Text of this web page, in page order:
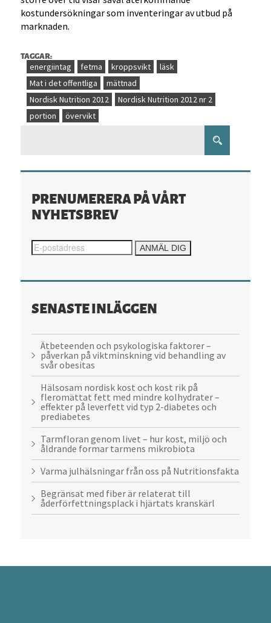
kostundersökningar som inventeringar av utbud på
marknaden.
TAGGAR:
energiintag fetma kroppsvikt
läsk
Mat i det offentliga
mättnad
Nordisk Nutrition 2012
Nordisk Nutrition 2012 nr 2
portion
övervikt
PRENUMERERA PÅ VÅRT
NYHETSBREV
SENASTE INLÄGGEN
Ätbeteenden och psykologiska faktorer –
påverkan på viktminskning vid behandling av
svår obesitas
Hälsosam nordisk kost och kost rik på
fleromättat fett med mindre kolhydrater –
effekter på leverfett vid typ 2-diabetes och
prediabetes
Tarmfloran genom livet – hur kost, miljö och
åldrande formar tarmens mikrobiota
Varma julhälsningar från oss på Nutritionsfakta
Begränsat med fiber är relaterat till
åderförfettningsplack i hjärtats kranskärl